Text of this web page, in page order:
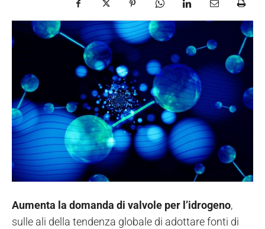
Aumenta la domanda di valvole per l’idrogeno,
sulle ali della tendenza globale di adottare fonti di